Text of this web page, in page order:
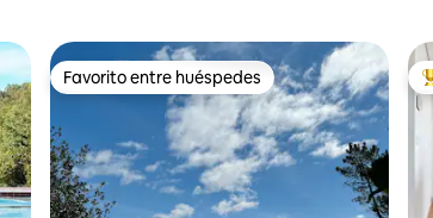
Favorito entre huéspedes
Favorito entre huéspedes